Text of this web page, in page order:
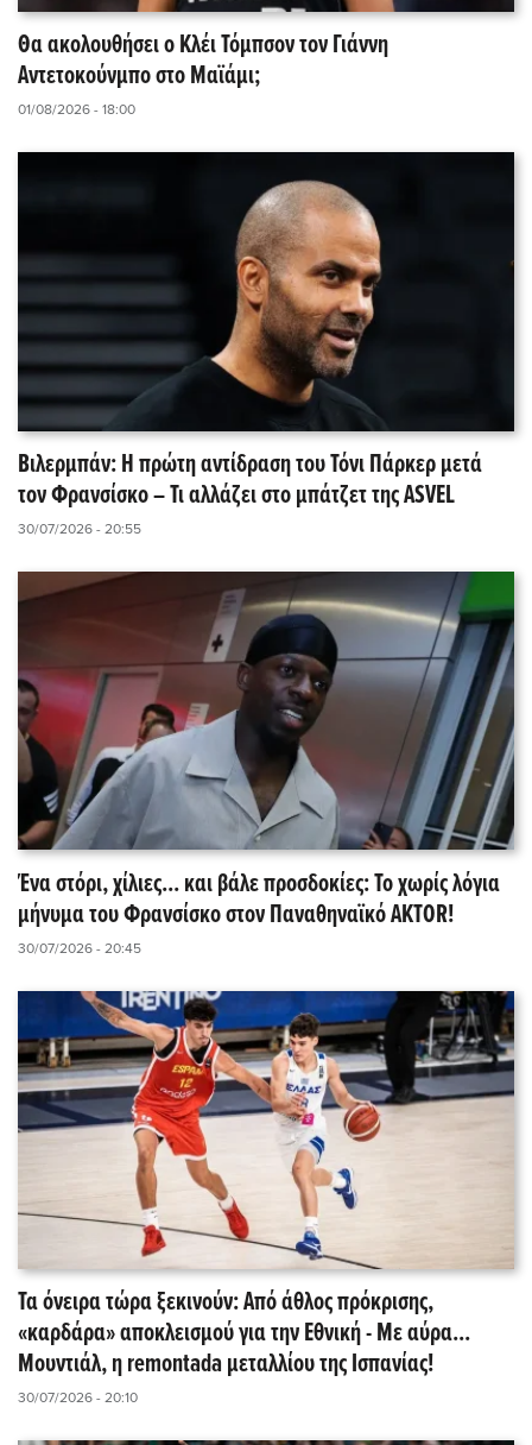
Θα ακολουθήσει ο Κλέι Τόμπσον τον Γιάννη
Αντετοκούνμπο στο Μαϊάμι;
01/08/2026 - 18:00
Βιλερμπάν: Η πρώτη αντίδραση του Τόνι Πάρκερ μετά
τον Φρανσίσκο – Τι αλλάζει στο μπάτζετ της ASVEL
30/07/2026 - 20:55
Ένα στόρι, χίλιες... και βάλε προσδοκίες: Το χωρίς λόγια
μήνυμα του Φρανσίσκο στον Παναθηναϊκό AKTOR!
30/07/2026 - 20:45
Τα όνειρα τώρα ξεκινούν: Από άθλος πρόκρισης,
«καρδάρα» αποκλεισμού για την Εθνική - Με αύρα...
Μουντιάλ, η remontada μεταλλίου της Ισπανίας!
30/07/2026 - 20:10